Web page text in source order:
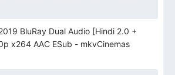
BluRay Dual Audio [Hindi 2.0 +
x264 AAC ESub - mkvCinemas